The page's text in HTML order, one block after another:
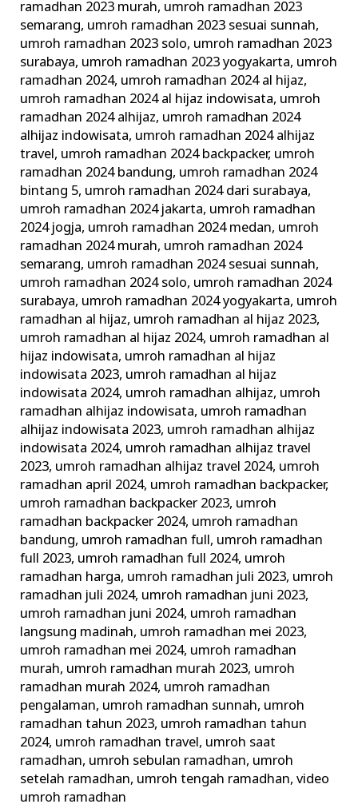
ramadhan 2023 murah, umroh ramadhan 2023
semarang, umroh ramadhan 2023 sesuai sunnah,
umroh ramadhan 2023 solo, umroh ramadhan 2023
surabaya, umroh ramadhan 2023 yogyakarta, umroh
ramadhan 2024, umroh ramadhan 2024 al hijaz,
umroh ramadhan 2024 al hijaz indowisata, umroh
ramadhan 2024 alhijaz, umroh ramadhan 2024
alhijaz indowisata, umroh ramadhan 2024 alhijaz
travel, umroh ramadhan 2024 backpacker, umroh
ramadhan 2024 bandung, umroh ramadhan 2024
bintang 5, umroh ramadhan 2024 dari surabaya,
umroh ramadhan 2024 jakarta, umroh ramadhan
2024 jogja, umroh ramadhan 2024 medan, umroh
ramadhan 2024 murah, umroh ramadhan 2024
semarang, umroh ramadhan 2024 sesuai sunnah,
umroh ramadhan 2024 solo, umroh ramadhan 2024
surabaya, umroh ramadhan 2024 yogyakarta, umroh
ramadhan al hijaz, umroh ramadhan al hijaz 2023,
umroh ramadhan al hijaz 2024, umroh ramadhan al
hijaz indowisata, umroh ramadhan al hijaz
indowisata 2023, umroh ramadhan al hijaz
indowisata 2024, umroh ramadhan alhijaz, umroh
ramadhan alhijaz indowisata, umroh ramadhan
alhijaz indowisata 2023, umroh ramadhan alhijaz
indowisata 2024, umroh ramadhan alhijaz travel
2023, umroh ramadhan alhijaz travel 2024, umroh
ramadhan april 2024, umroh ramadhan backpacker,
umroh ramadhan backpacker 2023, umroh
ramadhan backpacker 2024, umroh ramadhan
bandung, umroh ramadhan full, umroh ramadhan
full 2023, umroh ramadhan full 2024, umroh
ramadhan harga, umroh ramadhan juli 2023, umroh
ramadhan juli 2024, umroh ramadhan juni 2023,
umroh ramadhan juni 2024, umroh ramadhan
langsung madinah, umroh ramadhan mei 2023,
umroh ramadhan mei 2024, umroh ramadhan
murah, umroh ramadhan murah 2023, umroh
ramadhan murah 2024, umroh ramadhan
pengalaman, umroh ramadhan sunnah, umroh
ramadhan tahun 2023, umroh ramadhan tahun
2024, umroh ramadhan travel, umroh saat
ramadhan, umroh sebulan ramadhan, umroh
setelah ramadhan, umroh tengah ramadhan,video
umroh ramadhan